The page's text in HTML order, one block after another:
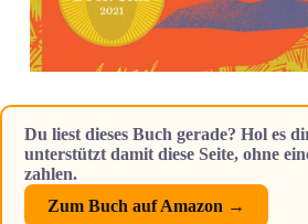
Du liest dieses Buch gerade? Hol es
unterstützt damit diese Seite, ohne
zahlen.
Zum Buch auf Amazon →